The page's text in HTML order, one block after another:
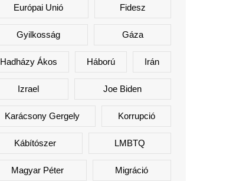
Európai Unió Fidesz
Gyilkosság Gáza
Hadházy Ákos Háború Irán
Izrael Joe Biden
Karácsony Gergely Korrupció
Kábítószer LMBTQ
Magyar Péter Migráció